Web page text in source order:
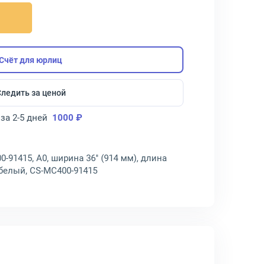
для юрлиц
за ценой
2-5 дней 1000 ₽
91415, A0, ширина 36" (914 мм), длина
CS-MC400-91415